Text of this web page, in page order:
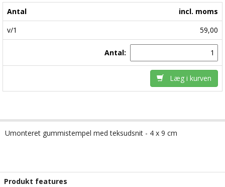
Antal
incl. moms
v/1
59,00
Antal:
Læg i kurven
Umonteret gummistempel med teksudsnit - 4 x 9 cm
Produkt features